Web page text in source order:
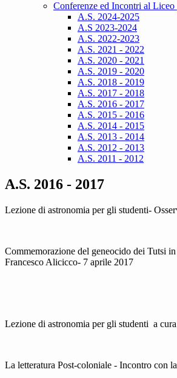
Conferenze ed Incontri al Liceo
A.S. 2024-2025
A.S 2023-2024
A.S. 2022-2023
A.S. 2021 - 2022
A.S. 2020 - 2021
A.S. 2019 - 2020
A.S. 2018 - 2019
A.S. 2017 - 2018
A.S. 2016 - 2017
A.S. 2015 - 2016
A.S. 2014 - 2015
A.S. 2013 - 2014
A.S. 2012 - 2013
A.S. 2011 - 2012
A.S. 2016 - 2017
Lezione di astronomia per gli studenti-
Commemorazione del geneocido dei Tutsi
Francesco Alicicco- 7 aprile 2017
Lezione di astronomia per gli studenti a
La letteratura Post-coloniale - Incontro con